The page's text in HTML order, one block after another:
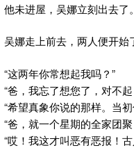
他未进屋，吴娜立刻出去了
吴娜走上前去，两人便开始
“这两年你常想起我吗？”
“爸，我忘了想您了，对不起
“希望真象你说的那样。当
“爸，就一个星期的全家团
“哎！我这才叫恶有恶报！